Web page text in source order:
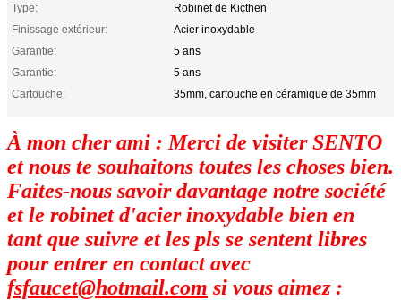
Type:
Robinet de Kicthen
Finissage extérieur:
Acier inoxydable
Garantie:
5 ans
Garantie:
5 ans
Cartouche:
35mm, cartouche en céramique de 35mm
À mon cher ami : Merci de visiter SENTO
et nous te souhaitons toutes les choses bien.
Faites-nous savoir davantage notre société
et le robinet d'acier inoxydable bien en
tant que suivre et les pls se sentent libres
pour entrer en contact avec
fsfaucet@hotmail.com si vous aimez :